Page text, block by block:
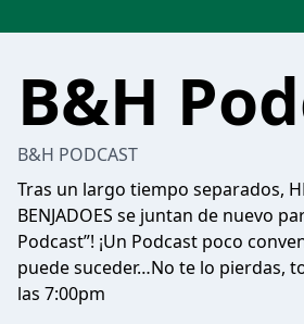
B&H
B&H PODCAST
Tras un largo tiempo separados,
BENJADOES se juntan de nuevo
Podcast”! ¡Un Podcast poco
puede suceder…No te lo pierdas,
las 7:00pm